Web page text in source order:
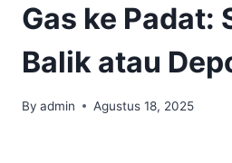
Gas ke Padat:
Balik atau
By admin Agustus 18, 2025